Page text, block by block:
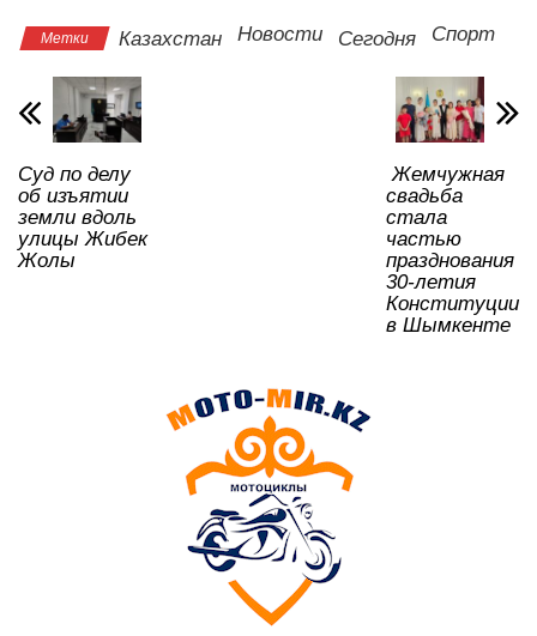
s
A
p
p
e
b
o
o
k
er
o
gr
u
а
в
и
ть
Метки Казахстан Новости Сегодня Спорт
Суд по делу
об изъятии
земли вдоль
улицы Жибек
Жолы
Жемчужная
свадьба
стала
частью
празднования
30-летия
Конституции
в Шымкенте